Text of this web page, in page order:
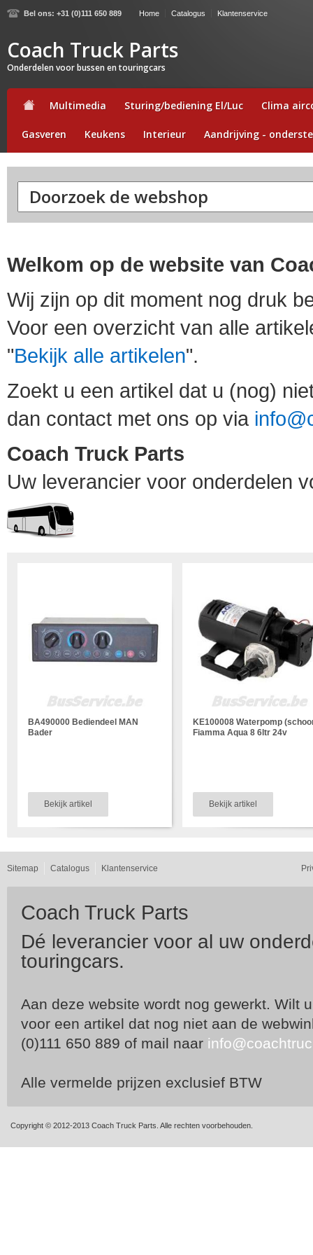
Bel ons: +31 (0)111 650 889 Home Catalogus Klantenservice
Coach Truck Parts
Onderdelen voor bussen en touringcars
Multimedia Sturing/bediening El/Luc Clima
Gasveren Keukens Interieur Aandrijving -
Welkom op de website van
Wij zijn op dit moment nog druk
Voor een overzicht van alle
"Bekijk alle artikelen".
Zoekt u een artikel dat u (nog)
dan contact met ons op via
Coach Truck Parts
Uw leverancier voor onderdelen
BA490000 Bediendeel MAN
Bader
Bekijk artikel
KE100008 Waterpomp
Fiamma Aqua 8 6ltr 24v
Bekijk artikel
Sitemap Catalogus Klantenservice
Coach Truck Parts
Dé leverancier voor al uw
touringcars.
Aan deze website wordt nog gewerkt. Wilt
voor een artikel dat nog niet aan de
(0)111 650 889 of mail naar
Alle vermelde prijzen exclusief BTW
Copyright © 2012-2013 Coach Truck Parts. Alle rechten voorbehouden.